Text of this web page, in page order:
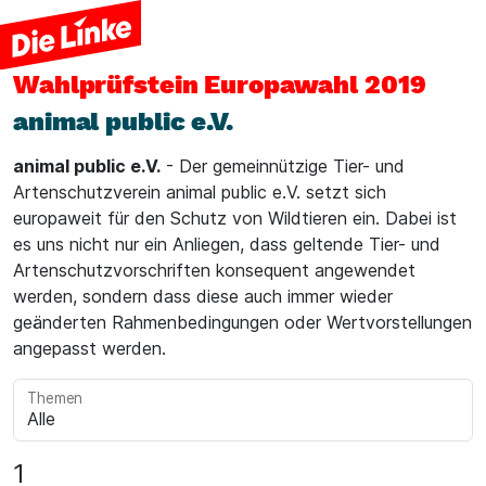
Wahlprüfstein Europawahl 2019
animal public e.V.
animal public e.V. - Der gemeinnützige Tier- und
Artenschutzverein animal public e.V. setzt sich
europaweit für den Schutz von Wildtieren ein. Dabei ist
es uns nicht nur ein Anliegen, dass geltende Tier- und
Artenschutzvorschriften konsequent angewendet
werden, sondern dass diese auch immer wieder
geänderten Rahmenbedingungen oder Wertvorstellungen
angepasst werden.
Themen
1